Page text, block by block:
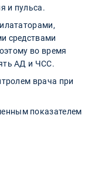
и пульса.
средствами
во время
АД и ЧСС.
врача при
показателем